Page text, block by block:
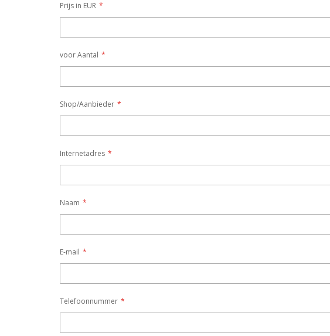
Prijs in EUR
voor Aantal
Shop/Aanbieder
Internetadres
Naam
E-mail
Telefoonnummer